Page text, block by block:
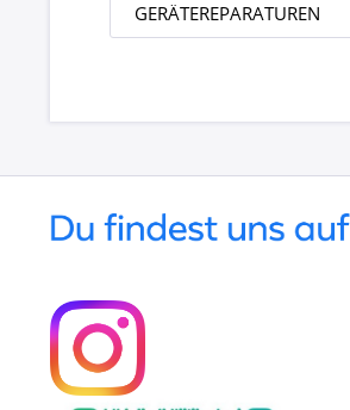
GERÄTEREPARATUREN